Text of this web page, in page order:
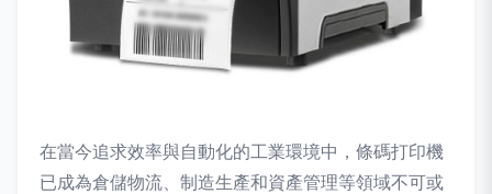
在當今追求效率與自動化的工業環境中，條碼打印機
已成為倉儲物流、制造生產和資產管理等領域不可或